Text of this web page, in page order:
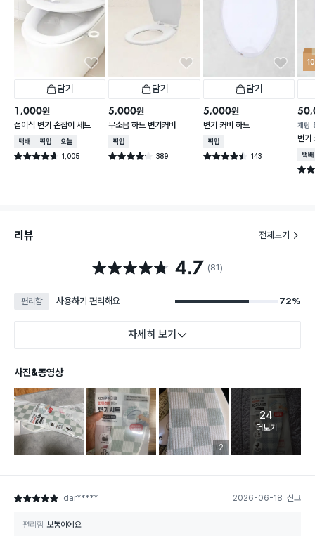
담기
1,000원
접이식 변기 손잡이 세트
택배배송매장픽업오늘배송
별점 4.7점 1,005
건 작성
담기
5,000원
무소음 하드 변기커버
매장픽업
별점 4.1점 389
건 작성
담기
5,000원
변기 커버 하드
매장픽업
별점 4.5점 143
건 작성
개당
변기
택배
별점
리뷰 전체보기
별점 4.7점 4.7 (81)
편리함 사용하기 편리해요 72%
자세히 보기
사진&동영상
리뷰 이미지 등록 개수
2
고객 리뷰
24
더보기
별점 5점 dar***** 2026-06-18 신고
편리함 보통이에요